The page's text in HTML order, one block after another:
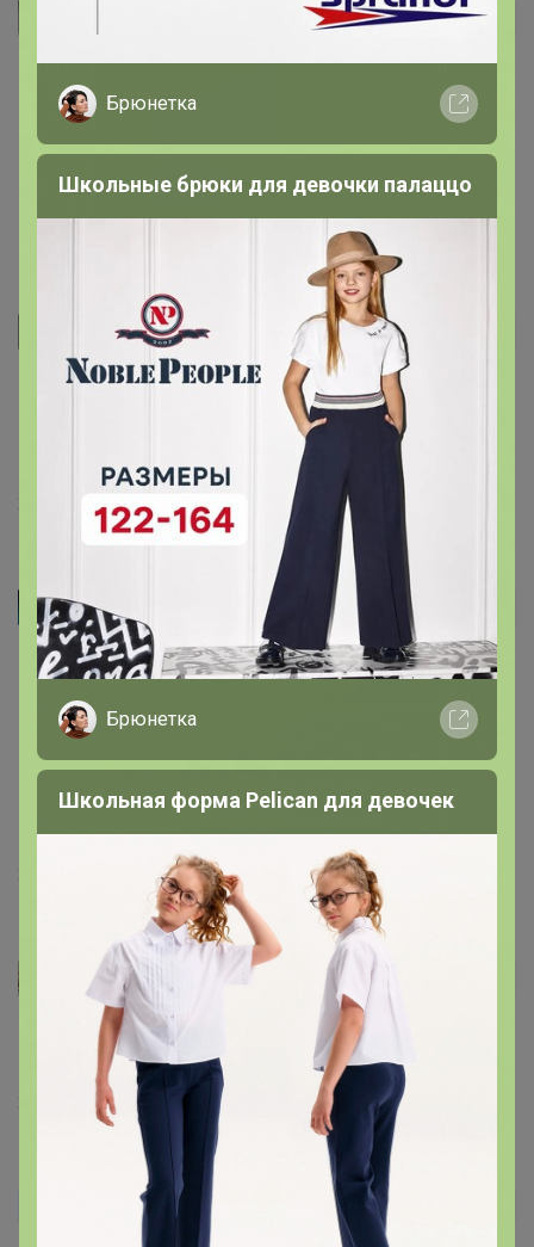
Автор уже получил заказ!
Дариш Автор уже получил заказ!
23 марта, 2024 15:55
Batishcheva Автор уже получил заказ!
Для меня недостаточно специй, а семье понравилась.
подсолила)
21 марта, 2024 21:54
Strelka Автор уже получил заказ!
Колбаска замечательная. Чувствуется, что без лишних
добавок, это правда!
21 марта, 2024 11:37
Автор уже получил заказ!
Брюнетка
Школьные брюки для девочки палаццо
Брюнетка
Школьная форма Pelican для девочек